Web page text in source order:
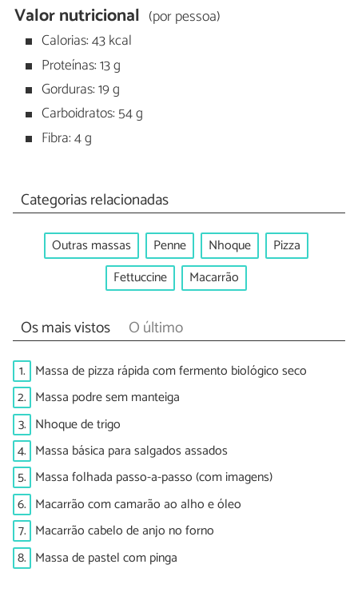
Valor nutricional (por pessoa)
Calorias: 43 kcal
Proteínas: 13 g
Gorduras: 19 g
Carboidratos: 54 g
Fibra: 4 g
Categorias relacionadas
Outras massas Penne Nhoque
Pizza
Fettuccine
Macarrão
Os mais vistos O último
1. Massa de pizza rápida com fermento biológico seco
2. Massa podre sem manteiga
3. Nhoque de trigo
4. Massa básica para salgados assados
5. Massa folhada passo-a-passo (com imagens)
6. Macarrão com camarão ao alho e óleo
7. Macarrão cabelo de anjo no forno
8. Massa de pastel com pinga